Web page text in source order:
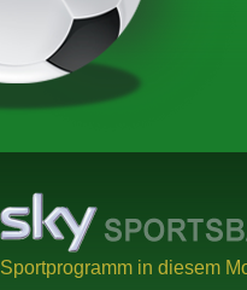
Sportprogramm in diesem